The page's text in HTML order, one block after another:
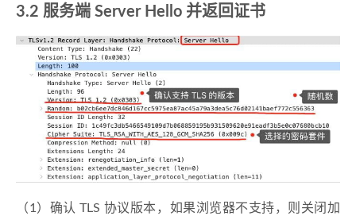
3.2 服务端 Server Hello 并返回证书
（1）确认 TLS 协议版本，如果浏览器不支持，则关闭加